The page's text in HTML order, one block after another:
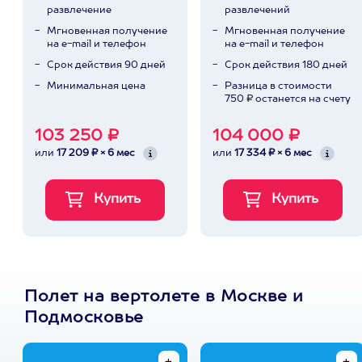
развлечение
Мгновенная получение
на e-mail и телефон
Срок действия 90 дней
Минимальная цена
103 250 ₽
или 17 209 ₽ × 6 мес
развлечений
Мгновенная получение
на e-mail и телефон
Срок действия 180 дней
Разница в стоимости
750 ₽ останется на счету
104 000 ₽
или 17 334 ₽ × 6 мес
Полет на вертолете в Москве и
Подмосковье